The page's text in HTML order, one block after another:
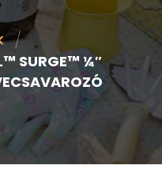
/
SURGE™ ¼″